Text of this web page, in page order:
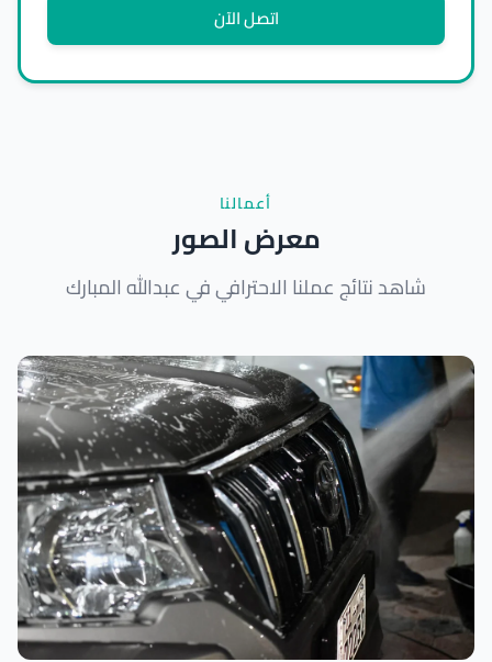
اتصل الآن
أعمالنا
معرض الصور
شاهد نتائج عملنا الاحترافي في عبدالله المبارك